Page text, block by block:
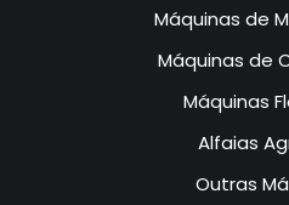
Máquinas de
Máquinas de
Máquinas
Alfaias
Outras